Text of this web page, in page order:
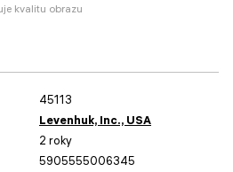
kvalitu obrazu
45113
Levenhuk, Inc., USA
2 roky
5905555006345